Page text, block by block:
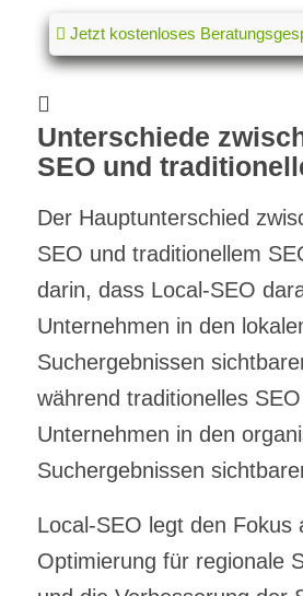
Jetzt kostenloses
Unterschiede
SEO und
Der Hauptunterschied
SEO und traditionellem
darin, dass Local-SEO
Unternehmen in den
Suchergebnissen
während traditionelles
Unternehmen in den
Suchergebnissen
Local-SEO legt den Fokus
Optimierung für regionale